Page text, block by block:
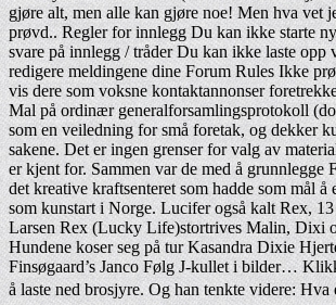
gjøre alt, men alle kan gjøre noe! Men hva vet
prøvd.. Regler for innlegg Du kan ikke starte
svare på innlegg / tråder Du kan ikke laste opp
redigere meldingene dine Forum Rules Ikke
vis dere som voksne kontaktannonser
Mal på ordinær generalforsamlingsprotokoll
som en veiledning for små foretak, og dekker
sakene. Det er ingen grenser for valg av
er kjent for. Sammen var de med å grunnlegge
det kreative kraftsenteret som hadde som mål å
som kunstart i Norge. Lucifer også kalt Rex,
Larsen Rex (Lucky Life)stortrives Malin, Dixi
Hundene koser seg på tur Kasandra Dixie
Finsøgaard’s Janco Følg J-kullet i bilder…
å laste ned brosjyre. Og han tenkte videre: Hva